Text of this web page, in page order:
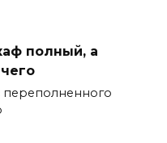
полный, а
переполненного